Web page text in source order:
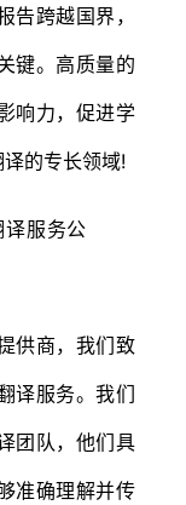
告跨越国界，
键。高质量的
响力，促进学
的专长领域!
供商，我们致
译服务。我们
团队，他们具
准确理解并传